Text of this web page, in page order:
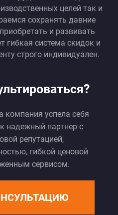
целей так и
сохранять давние
и развивать
гибкая система скидок и
строго индивидуален.
успела себя
надежный партнер с
репутацией,
гибкой ценовой
сервисом.